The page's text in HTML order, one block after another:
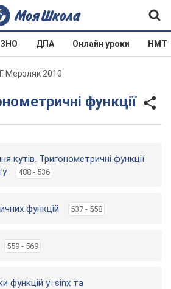
ЗНО ДПА Онлайн уроки НМТ
Мерзляк 2010
функції
кутів. Тригонометричні функції
488 - 536
функцій 537 - 558
559 - 569
функцій y=sinx та